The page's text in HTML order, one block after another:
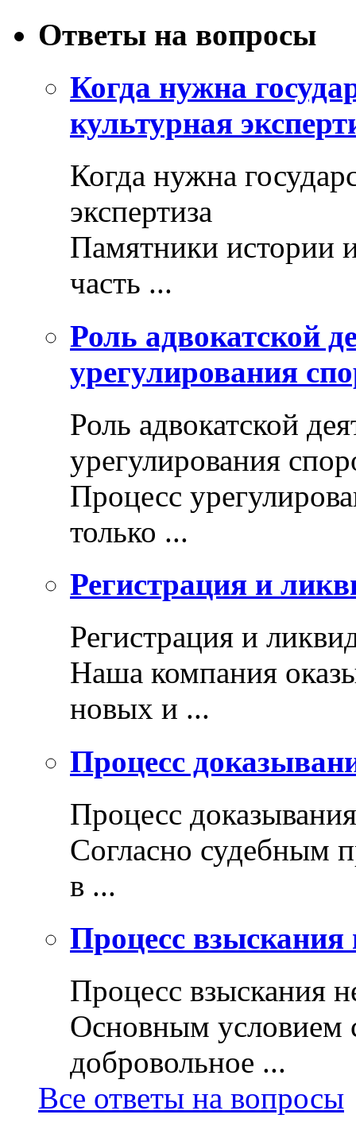
Ответы на вопросы
Когда нужна
культурная
Когда нужна
экспертиза
Памятники истории
часть ...
Роль адвокатской
урегулирования
Роль адвокатской
урегулирования
Процесс
только ...
Регистрация и
Регистрация и
Наша компания
новых и ...
Процесс
Процесс доказывания
Согласно судебным
в ...
Процесс взыскания
Процесс взыскания
Основным условием
добровольное ...
Все ответы на вопросы